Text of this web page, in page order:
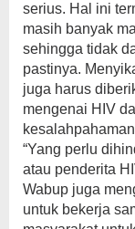
serius. Hal ini
masih banyak
sehingga tidak
pastinya.
juga harus
mengenai HIV
“Yang perlu
atau penderita
Wabup juga
untuk bekerja